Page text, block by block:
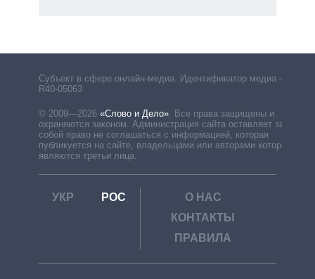
Субъект в сфере онлайн-медиа. Идентификатор медиа –
R40-05063
© 2009—2026 «Слово и Дело» Все права защищены и
охраняются законом. Администрация сайта оставляет за
собой право не соглашаться с информацией, которая
публикуется на сайте, владельцами или авторами которой
являются третьи лица.
УКР РОС
О НАС
КОНТАКТЫ
ПРАВИЛА